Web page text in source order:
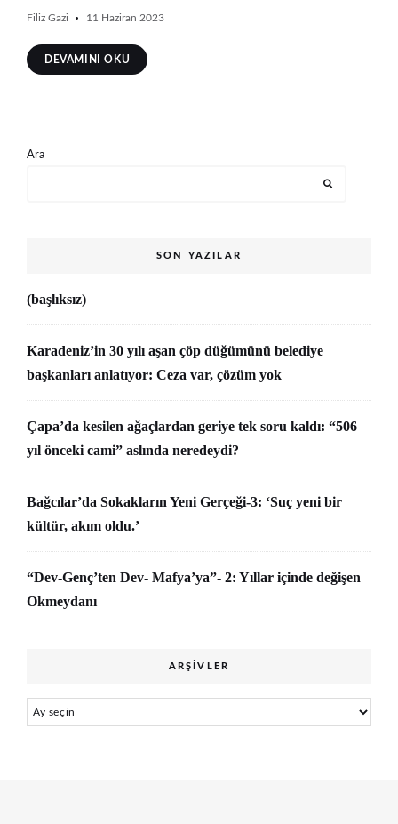
Filiz Gazi 11 Haziran 2023
DEVAMINI OKU
Ara
SON YAZILAR
(başlıksız)
Karadeniz’in 30 yılı aşan çöp düğümünü belediye
başkanları anlatıyor: Ceza var, çözüm yok
Çapa’da kesilen ağaçlardan geriye tek soru kaldı: “506
yıl önceki cami” aslında neredeydi?
Bağcılar’da Sokakların Yeni Gerçeği-3: ‘Suç yeni bir
kültür, akım oldu.’
“Dev-Genç’ten Dev- Mafya’ya”- 2: Yıllar içinde değişen
Okmeydanı
ARŞIVLER
Arşivler